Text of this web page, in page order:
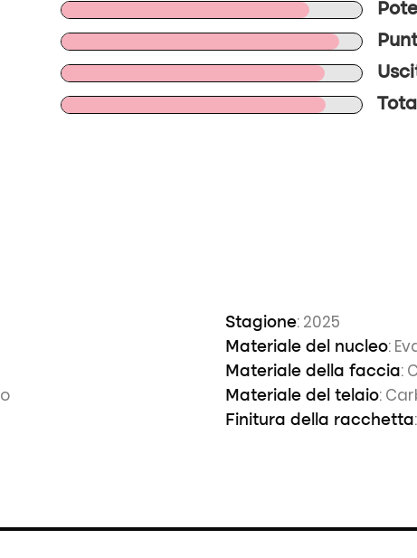
Stagione: 2025
Materiale del nucleo:
Materiale della faccia:
Materiale del telaio:
Finitura della racchetta